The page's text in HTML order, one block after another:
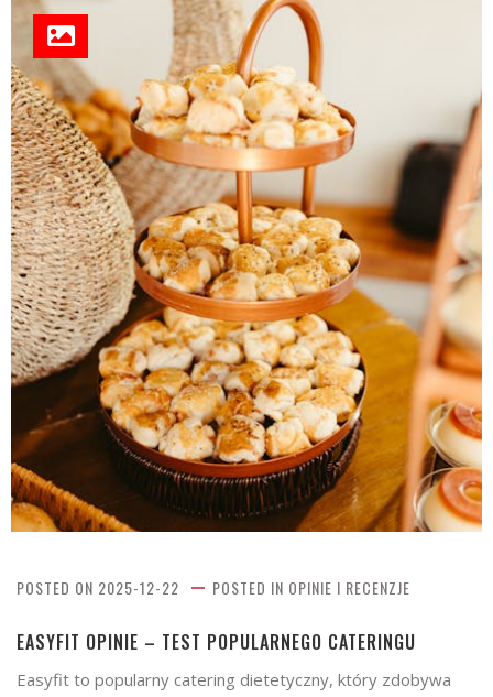
POSTED ON 2025-12-22 POSTED IN OPINIE I RECENZJE
EASYFIT OPINIE – TEST POPULARNEGO CATERINGU
Easyfit to popularny catering dietetyczny, który zdobywa